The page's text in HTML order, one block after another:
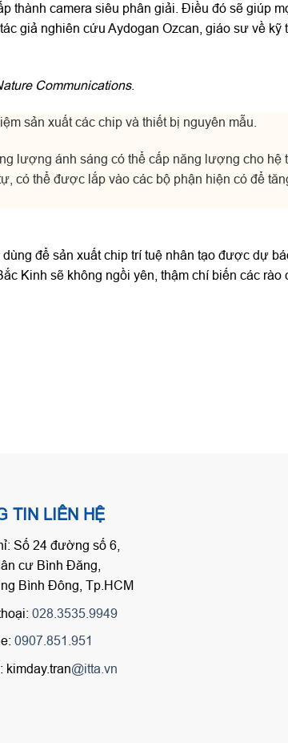
thành camera siêu phân giải. Điều đó sẽ giúp
giả nghiên cứu Aydogan Ozcan, giáo sư về kỹ
Communications.
sản xuất các chip và thiết bị nguyên mẫu.
lượng ánh sáng có thể cấp năng lượng cho hệ
có thể được lắp vào các bộ phận hiện có để
để sản xuất chip trí tuệ nhân tạo được dự
Kinh sẽ không ngồi yên, thậm chí biến các rào
TIN LIÊN HỆ
Số 24 đường số 6,
cư Bình Đăng,
Bình Đông, Tp.HCM
028.3535.9949
0907.851.951
kimday.tran@itta.vn